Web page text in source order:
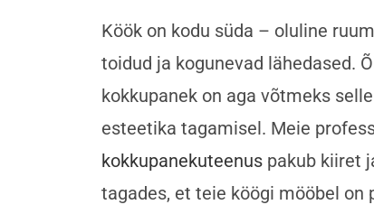
Köök on kodu süda – oluline
toidud ja kogunevad lähedased.
kokkupanek on aga võtmeks
esteetika tagamisel. Meie
kokkupanekuteenus pakub kiiret
tagades, et teie köögi mööbel on